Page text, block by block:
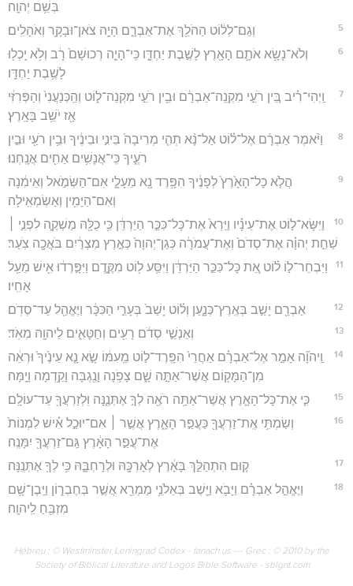
בְּשֵׁ֥ם יְהוָֽה׃
5 וְגַם־לְל֔וֹט הַהֹלֵ֖ךְ אֶת־אַבְרָ֑ם הָיָ֥ה צֹאן־וּבָקָ֖ר וְאֹהָלִֽים׃
6
וְלֹא־נָשָׂ֥א אֹתָ֛ם הָאָ֖רֶץ לָשֶׁ֣בֶת יַחְדָּ֑ו כִּֽי־הָיָ֤ה רְכוּשָׁם֙ רָ֔ב וְלֹ֥א יָֽכְל֖וּ
לָשֶׁ֥בֶת יַחְדָּֽו׃
7
וַֽיְהִי־רִ֗יב בֵּ֚ין רֹעֵ֣י מִקְנֵֽה־אַבְרָ֔ם וּבֵ֖ין רֹעֵ֣י מִקְנֵה־ל֑וֹט וְהַֽכְּנַעֲנִי֙ וְהַפְּרִזִּ֔י
אָ֖ז יֹשֵׁ֥ב בָּאָֽרֶץ׃
8
וַיֹּ֨אמֶר אַבְרָ֜ם אֶל־ל֗וֹט אַל־נָ֨א תְהִ֤י מְרִיבָה֙ בֵּינִ֣י וּבֵינֶ֔יךָ וּבֵ֥ין רֹעַ֖י וּבֵ֣ין
רֹעֶ֑יךָ כִּֽי־אֲנָשִׁ֥ים אַחִ֖ים אֲנָֽחְנוּ׃
9
הֲלֹ֤א כָל־הָאָ֙רֶץ֙ לְפָנֶ֔יךָ הִפָּ֥רֶד נָ֖א מֵעָלָ֑י אִם־הַשְּׂמֹ֣אל וְאֵימִ֔נָה
וְאִם־הַיָּמִ֖ין וְאַשְׂמְאִֽילָה׃
10
וַיִּשָּׂא־ל֣וֹט אֶת־עֵינָ֗יו וַיַּרְא֙ אֶת־כָּל־כִּכַּ֣ר הַיַּרְדֵּ֔ן כִּ֥י כֻלָּ֖הּ מַשְׁקֶ֑ה לִפְנֵ֣י ׀
שַׁחֵ֣ת יְהוָ֗ה אֶת־סְדֹם֙ וְאֶת־עֲמֹרָ֔ה כְּגַן־יְהוָה֙ כְּאֶ֣רֶץ מִצְרַ֔יִם בֹּאֲכָ֖ה צֹֽעַר׃
11
וַיִּבְחַר־ל֣וֹ ל֗וֹט אֵ֚ת כָּל־כִּכַּ֣ר הַיַּרְדֵּ֔ן וַיִּסַּ֥ע ל֖וֹט מִקֶּ֑דֶם וַיִּפָּ֣רְד֔וּ אִ֖ישׁ מֵעַ֥ל
אָחִֽיו׃
12 אַבְרָ֖ם יָשַׁ֣ב בְּאֶֽרֶץ־כְּנָ֑עַן וְל֗וֹט יָשַׁב֙ בְּעָרֵ֣י הַכִּכָּ֔ר וַיֶּאֱהַ֖ל עַד־סְדֹֽם׃
13 וְאַנְשֵׁ֣י סְדֹ֔ם רָעִ֖ים וְחַטָּאִ֑ים לַיהוָ֖ה מְאֹֽד׃
14
וַֽיהוָ֞ה אָמַ֣ר אֶל־אַבְרָ֗ם אַחֲרֵי֙ הִפָּֽרֶד־ל֣וֹט מֵֽעִמּ֔וֹ שָׂ֣א נָ֤א עֵינֶ֙יךָ֙ וּרְאֵ֔ה
מִן־הַמָּק֖וֹם אֲשֶׁר־אַתָּ֣ה שָׁ֑ם צָפֹ֥נָה וָנֶ֖גְבָּה וָקֵ֥דְמָה וָיָֽמָּה׃
15 כִּ֧י אֶת־כָּל־הָאָ֛רֶץ אֲשֶׁר־אַתָּ֥ה רֹאֶ֖ה לְךָ֣ אֶתְּנֶ֑נָּה וּֽלְזַרְעֲךָ֖ עַד־עוֹלָֽם׃
16
וְשַׂמְתִּ֥י אֶֽת־זַרְעֲךָ֖ כַּעֲפַ֣ר הָאָ֑רֶץ אֲשֶׁ֣ר ׀ אִם־יוּכַ֣ל אִ֗ישׁ לִמְנוֹת֙
אֶת־עֲפַ֣ר הָאָ֔רֶץ גַּֽם־זַרְעֲךָ֖ יִמָּנֶֽה׃
17 ק֚וּם הִתְהַלֵּ֣ךְ בָּאָ֔רֶץ לְאָרְכָּ֖הּ וּלְרָחְבָּ֑הּ כִּ֥י לְךָ֖ אֶתְּנֶֽנָּה׃
18
וַיֶּאֱהַ֣ל אַבְרָ֗ם וַיָּבֹ֛א וַיֵּ֛שֶׁב בְּאֵלֹנֵ֥י מַמְרֵ֖א אֲשֶׁ֣ר בְּחֶבְר֑וֹן וַיִּֽבֶן־שָׁ֥ם
מִזְבֵּ֖חַ לַֽיהוָֽה׃
Hébreu : © Westminster Leningrad Codex - tanach.us --- Grec : © 2010 by the
Society of Biblical Literature and Logos Bible Software - sblgnt.com